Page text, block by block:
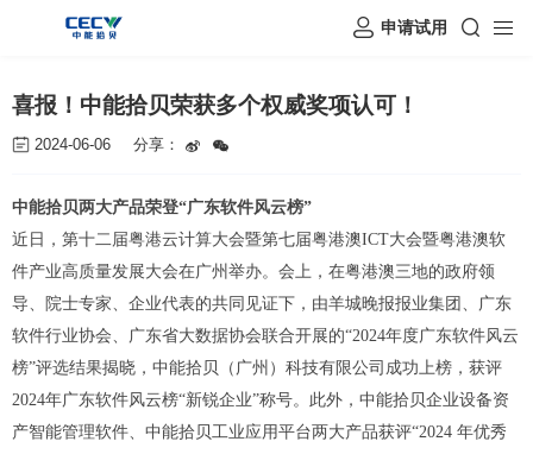
申请试用
喜报！中能拾贝荣获多个权威奖项认可！
2024-06-06 分享：
中能拾贝两大产品荣登“广东软件风云榜”
近日，第十二届粤港云计算大会暨第七届粤港澳ICT大会暨粤港澳软
件产业高质量发展大会在广州举办。会上，在粤港澳三地的政府领
导、院士专家、企业代表的共同见证下，由羊城晚报报业集团、广东
软件行业协会、广东省大数据协会联合开展的“2024年度广东软件风云
榜”评选结果揭晓，中能拾贝（广州）科技有限公司成功上榜，获评
2024年广东软件风云榜“新锐企业”称号。此外， 中能拾贝企业设备资
产智能管理软件、中能拾贝工业应用平台两大产品获评“2024 年优秀